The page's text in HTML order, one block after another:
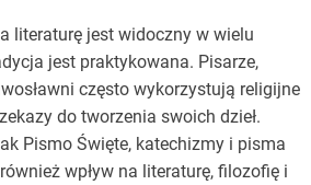
literaturę jest widoczny w wielu
jest praktykowana. Pisarze,
często wykorzystują religijne
do tworzenia swoich dzieł.
Pismo Święte, katechizmy i pisma
wpływ na literaturę, filozofię i